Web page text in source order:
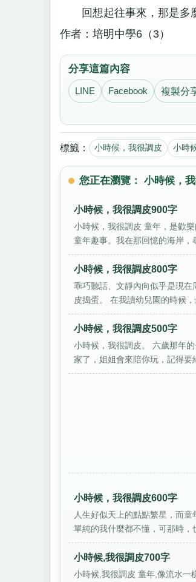
回想起往事來，那是多
作者：培明中學6（3）
分享這篇內容
LINE Facebook 複製分
標籤： 小時候，我很調皮 小時
您正在瀏覽： 小時候，
小時候，我很調皮900字
小時候，我很調皮 童年，是歡
童年趣事。我在那回憶的海岸，
小時候，我很調皮800字
乖巧聽話、文靜內向似乎是現
皮搗蛋。 在我讀幼兒園的時候
小時候，我很調皮500字
小時候，我很調皮。 六歲那年
家了，姐姐會來陪你玩，記得要
小時候，我很調皮600字
人生好似天上的點點繁星，而
單純的我什麼都不懂，可那時
小時候,我很調皮700字
小時候,我很調皮 童年,像流水一